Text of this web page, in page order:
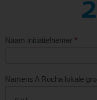
World
Naam initiatiefnemer *
Namens A Rocha lokale